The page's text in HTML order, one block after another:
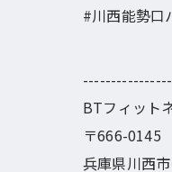
#川西能勢口
BTフィット
〒666-0145
兵庫県川西